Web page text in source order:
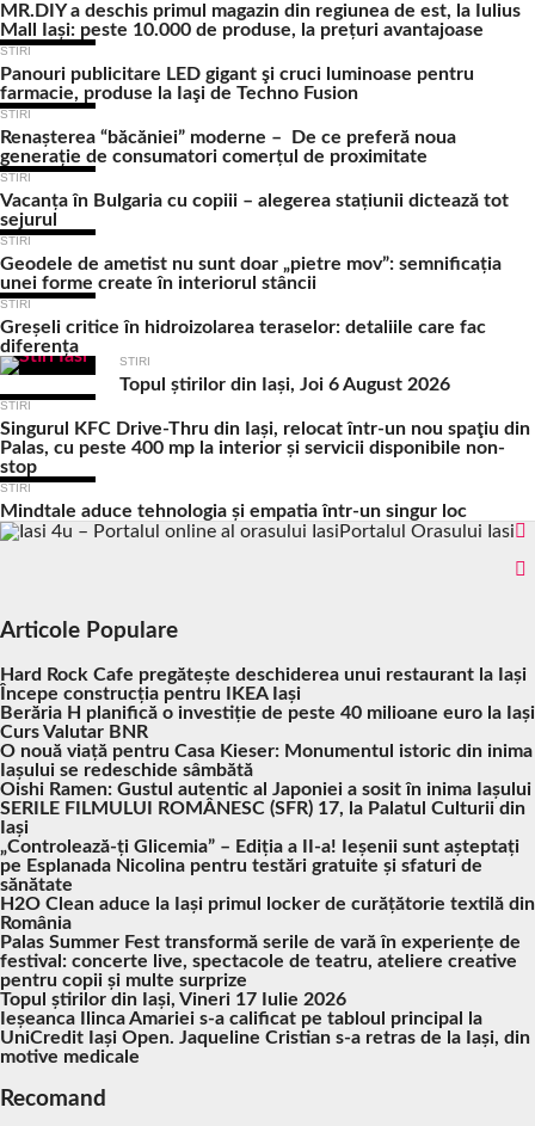
MR.DIY a deschis primul magazin din regiunea de est, la Iulius
Mall Iași: peste 10.000 de produse, la prețuri avantajoase
STIRI
Panouri publicitare LED gigant şi cruci luminoase pentru
farmacie, produse la Iaşi de Techno Fusion
STIRI
Renașterea “băcăniei” moderne – De ce preferă noua
generație de consumatori comerțul de proximitate
STIRI
Vacanța în Bulgaria cu copiii – alegerea stațiunii dictează tot
sejurul
STIRI
Geodele de ametist nu sunt doar „pietre mov”: semnificația
unei forme create în interiorul stâncii
STIRI
Greșeli critice în hidroizolarea teraselor: detaliile care fac
diferența
STIRI
Topul știrilor din Iași, Joi 6 August 2026
STIRI
Singurul KFC Drive-Thru din Iași, relocat într-un nou spaţiu din
Palas, cu peste 400 mp la interior și servicii disponibile non-
stop
STIRI
Mindtale aduce tehnologia și empatia într-un singur loc
Portalul Orasului Iasi
Articole Populare
Hard Rock Cafe pregătește deschiderea unui restaurant la Iași
Începe construcția pentru IKEA Iași
Berăria H planifică o investiție de peste 40 milioane euro la Iași
Curs Valutar BNR
O nouă viață pentru Casa Kieser: Monumentul istoric din inima
Iașului se redeschide sâmbătă
Oishi Ramen: Gustul autentic al Japoniei a sosit în inima Iașului
SERILE FILMULUI ROMÂNESC (SFR) 17, la Palatul Culturii din
Iași
„Controlează-ți Glicemia” – Ediția a II-a! Ieșenii sunt așteptați
pe Esplanada Nicolina pentru testări gratuite și sfaturi de
sănătate
H2O Clean aduce la Iași primul locker de curățătorie textilă din
România
Palas Summer Fest transformă serile de vară în experiențe de
festival: concerte live, spectacole de teatru, ateliere creative
pentru copii și multe surprize
Topul știrilor din Iași, Vineri 17 Iulie 2026
Ieșeanca Ilinca Amariei s-a calificat pe tabloul principal la
UniCredit Iași Open. Jaqueline Cristian s-a retras de la Iași, din
motive medicale
Recomand